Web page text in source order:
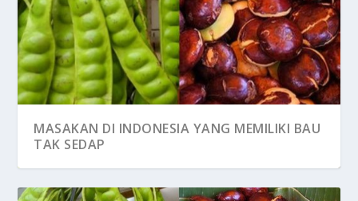
MASAKAN DI INDONESIA YANG MEMILIKI BAU
TAK SEDAP